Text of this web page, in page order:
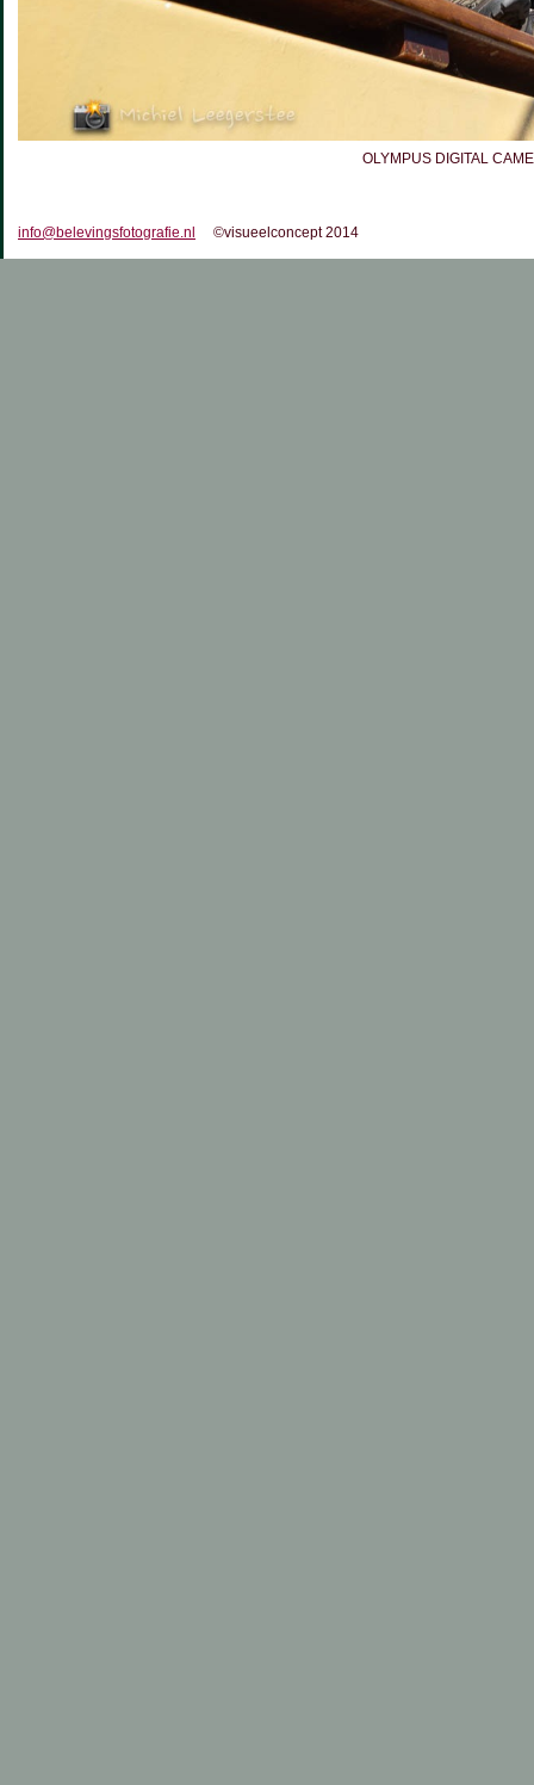
OLYMPUS DIGITAL
info@belevingsfotografie.nl ©visueelconcept 2014